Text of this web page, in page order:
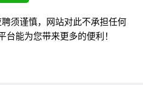
须谨慎，网站对此不承担任何
能为您带来更多的便利！